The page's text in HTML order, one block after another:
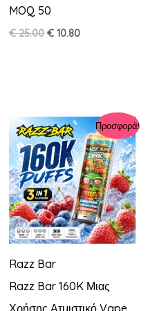
MOQ 50
€25.00 Original
€10.80Η
Προσφορά!
Razz Bar
Razz Bar 160K Μιας
Χρήσης Ατμιστικό Vape